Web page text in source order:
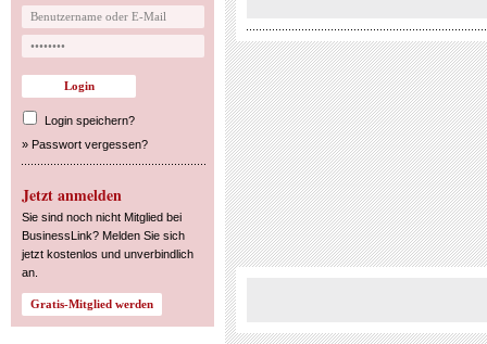
Login speichern?
» Passwort vergessen?
Jetzt anmelden
Sie sind noch nicht Mitglied bei
BusinessLink? Melden Sie sich
jetzt kostenlos und unverbindlich
an.